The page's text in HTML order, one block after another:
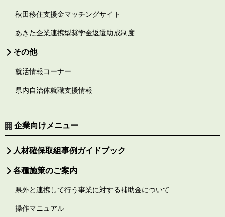
秋田移住支援金マッチングサイト
あきた企業連携型奨学金返還助成制度
その他
就活情報コーナー
県内自治体就職支援情報
企業向けメニュー
人材確保取組事例ガイドブック
各種施策のご案内
県外と連携して行う事業に対する補助金について
操作マニュアル